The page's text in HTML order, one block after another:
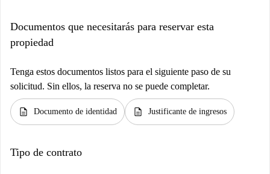
Documentos que necesitarás para reservar esta
propiedad
Tenga estos documentos listos para el siguiente paso de su
solicitud. Sin ellos, la reserva no se puede completar.
description Documento de identidad description Justificante de ingresos
Tipo de contrato